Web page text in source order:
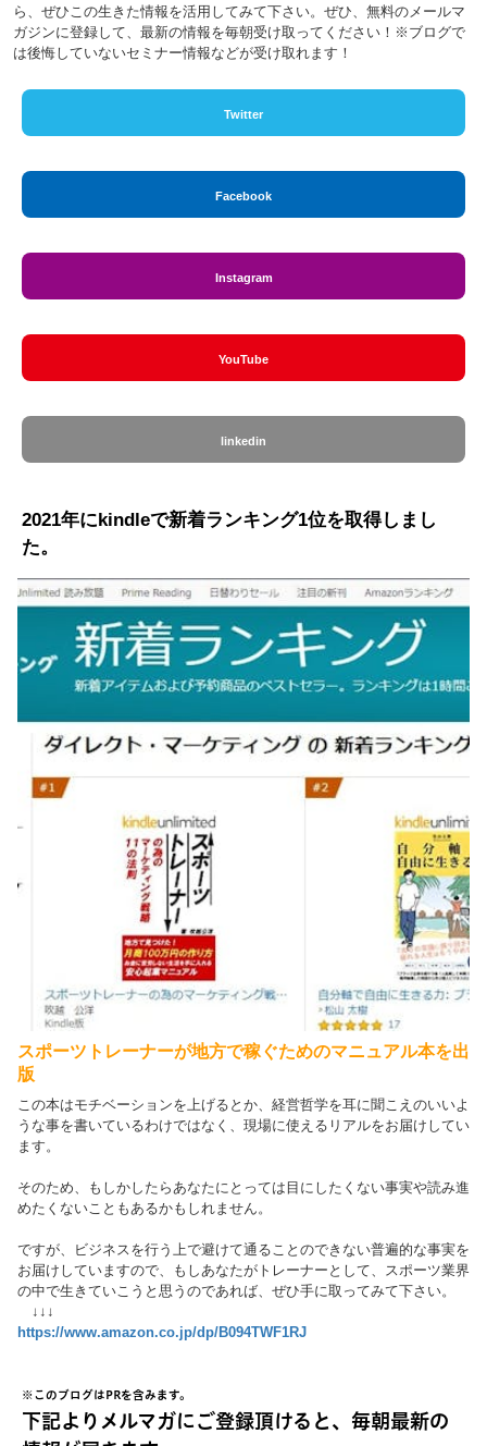
ら、ぜひこの生きた情報を活用してみて下さい。ぜひ、無料のメールマ
ガジンに登録して、最新の情報を毎朝受け取ってください！※ブログで
は後悔していないセミナー情報などが受け取れます！
Twitter
Facebook
Instagram
YouTube
linkedin
2021年にkindleで新着ランキング1位を取得しまし
た。
スポーツトレーナーが地方で稼ぐためのマニュアル本を出
版
この本はモチベーションを上げるとか、経営哲学を耳に聞こえのいいよ
うな事を書いているわけではなく、現場に使えるリアルをお届けしてい
ます。
そのため、もしかしたらあなたにとっては目にしたくない事実や読み進
めたくないこともあるかもしれません。
ですが、ビジネスを行う上で避けて通ることのできない普遍的な事実を
お届けしていますので、もしあなたがトレーナーとして、スポーツ業界
の中で生きていこうと思うのであれば、ぜひ手に取ってみて下さい。
↓↓↓
https://www.amazon.co.jp/dp/B094TWF1RJ
※このブログはPRを含みます。
下記よりメルマガにご登録頂けると、毎朝最新の